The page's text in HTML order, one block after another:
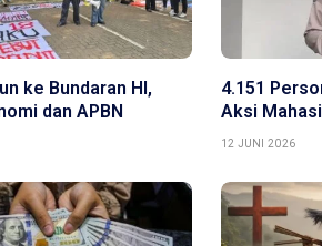
ke Bundaran HI,
dan APBN
4.151
Aksi
12 JUNI 2026